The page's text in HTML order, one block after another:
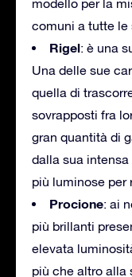
modello per la
comuni a tutte le
Rigel: è una
Una delle sue
quella di
sovrapposti fra
gran quantità di
dalla sua
più luminose per
Procione: ai
più brillanti
elevata
più che altro alla